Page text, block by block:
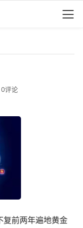
0评论
复前两年遍地黄金